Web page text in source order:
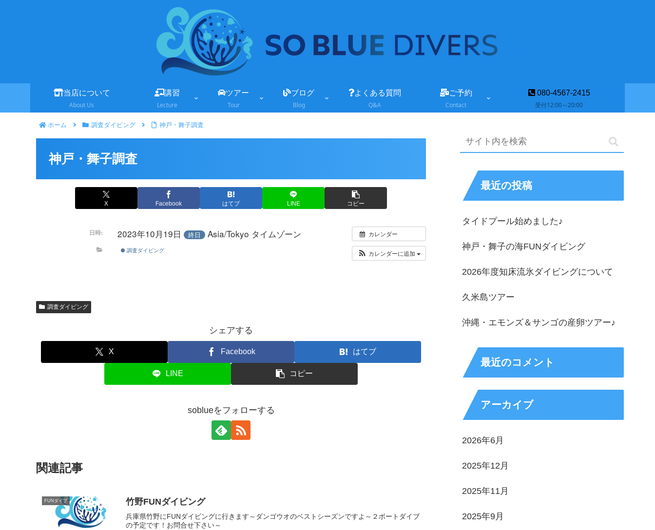
当店について
About Us
講習
Lecture
ツアー
Tour
ブログ
Blog
よくある質問
Q&A
ご予約
Contact
080-4567-2415
受付12:00～20:00
ホーム 調査ダイビング 神戸・舞子調査
神戸・舞子調査
X Facebook はてブ LINE コピー
カレンダー
カレンダーに追加
日時: 2023年10月19日 終日 Asia/Tokyo タイムゾーン
調査ダイビング
調査ダイビング
シェアする
X Facebook はてブ
LINE コピー
soblueをフォローする
関連記事
FUNダイブ 竹野FUNダイビング
兵庫県竹野にFUNダイビングに行きます～ダンゴウオのベストシーズンですよ～２ボートダイブ
の予定です！お問合せ下さい～
最近の投稿
タイドプール始めました♪
神戸・舞子の海FUNダイビング
2026年度知床流氷ダイビングについて
久米島ツアー
沖縄・エモンズ＆サンゴの産卵ツアー♪
最近のコメント
アーカイブ
2026年6月
2025年12月
2025年11月
2025年9月